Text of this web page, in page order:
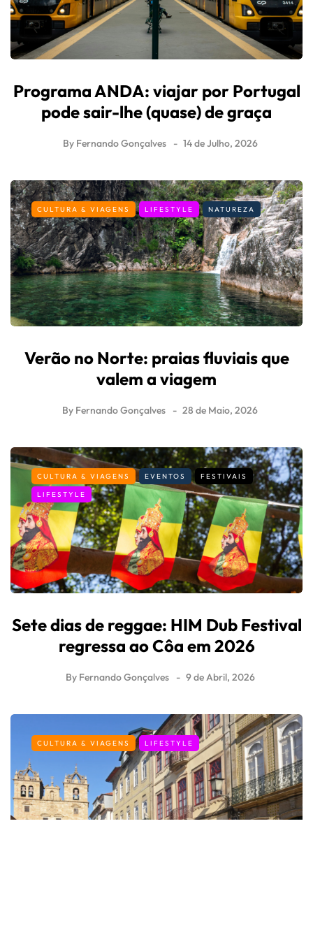
Programa ANDA: viajar por Portugal
pode sair-lhe (quase) de graça
By Fernando Gonçalves 14 de Julho, 2026
CULTURA & VIAGENS LIFESTYLE NATUREZA
Verão no Norte: praias fluviais que
valem a viagem
By Fernando Gonçalves 28 de Maio, 2026
CULTURA & VIAGENS EVENTOS
FESTIVAIS
LIFESTYLE
Sete dias de reggae: HIM Dub Festival
regressa ao Côa em 2026
By Fernando Gonçalves 9 de Abril, 2026
CULTURA & VIAGENS LIFESTYLE